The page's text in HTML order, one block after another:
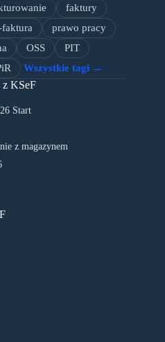
faktury
faktura
prawo pracy
OSS
PIT
Wszystkie tagi →
z KSeF
Start
z magazynem